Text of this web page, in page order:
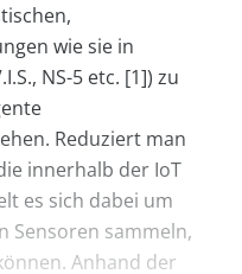
wie sie in
NS-5 etc. [1]) zu
Reduziert man
innerhalb der IoT
es sich dabei um
Sensoren sammeln,
Anhand der